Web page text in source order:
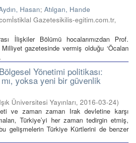
Hasan; Atılgan, Hande
Gazetesikilis-egitim.com.tr,
İlişkiler Bölümü hocalarımızdan Prof.
gazetesinde vermiş olduğu ‘Öcalan
Yönetimi politikası:
mı, yoksa yeni bir güvenlik
Işık Üniversitesi Yayınları, 2016-03-24)
ve zaman zaman Irak devletine karşı
Türkiye’yi her zaman tedirgin etmiş,
gelişmelerin Türkiye Kürtlerini de benzer